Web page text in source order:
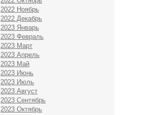
2022 Ноябрь
2022 Декабрь
2023 Январь
2023 Февраль
2023 Март
2023 Апрель
2023 Май
2023 Июнь
2023 Июль
2023 Август
2023 Сентябрь
2023 Октябрь